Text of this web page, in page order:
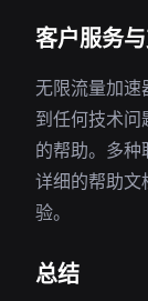
客户服务
无限流量加速
到任何技术
的帮助。多
详细的帮助文
验。
总结